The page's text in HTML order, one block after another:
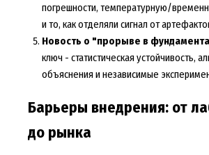
погрешности, температурную/
и то, как отделяли сигнал от
Новость о "прорыве в
ключ - статистическая устойчивость,
объяснения и независимые
Барьеры внедрения: от
до рынка